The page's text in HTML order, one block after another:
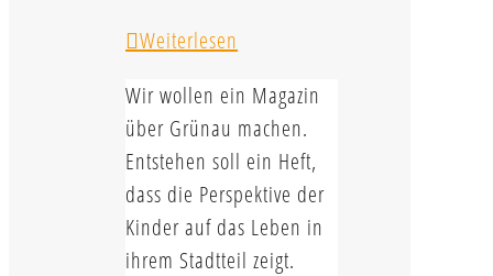
Weiterlesen
Wir wollen ein Magazin
über Grünau machen.
Entstehen soll ein Heft,
dass die Perspektive der
Kinder auf das Leben in
ihrem Stadtteil zeigt.